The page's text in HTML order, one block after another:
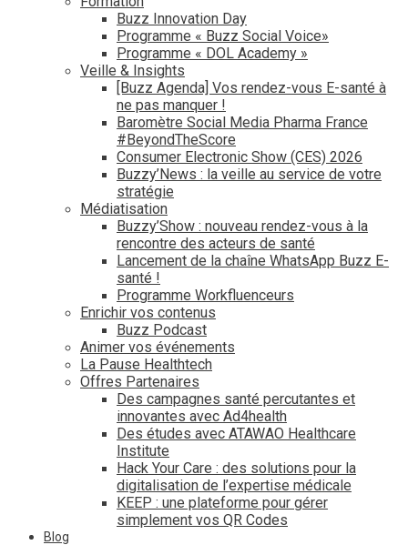
Buzz Innovation Day
Programme « Buzz Social Voice»
Programme « DOL Academy »
Veille & Insights
[Buzz Agenda] Vos rendez-vous E-santé à
ne pas manquer !
Baromètre Social Media Pharma France
#BeyondTheScore
Consumer Electronic Show (CES) 2026
Buzzy’News : la veille au service de votre
stratégie
Médiatisation
Buzzy’Show : nouveau rendez-vous à la
rencontre des acteurs de santé
Lancement de la chaîne WhatsApp Buzz E-
santé !
Programme Workfluenceurs
Enrichir vos contenus
Buzz Podcast
Animer vos événements
La Pause Healthtech
Offres Partenaires
Des campagnes santé percutantes et
innovantes avec Ad4health
Des études avec ATAWAO Healthcare
Institute
Hack Your Care : des solutions pour la
digitalisation de l’expertise médicale
KEEP : une plateforme pour gérer
simplement vos QR Codes
Blog